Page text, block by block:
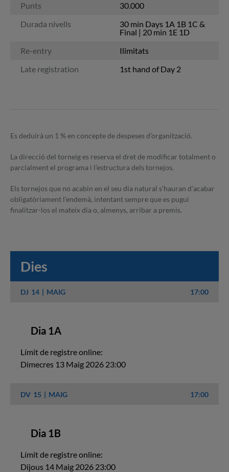
Punts
30.000
Durada nivells
30 min Days 1A 1B 1C &
Final | 20 min 1E 1D
Re-entry
Ilimitats
Late registration
1st hand of Day 2
Es deduirà un 1 % en concepte de despeses d’organització.
La direcció del torneig es reserva el dret de modificar totalment o
parcialment el programa i l’estructura dels tornejos.
Els tornejos que no acabin en el seu dia natural s’hauran d’acabar
obligatòriament l’endemà, intentant sempre que es pugui
finalitzar-los el mateix dia o, almenys, arribar a premis.
Dies
DJ 14 MAIG 17:00
Dia 1A
Límit de registre online:
Dimecres 13 Maig 2026 23:00
DV 15 MAIG 17:00
Dia 1B
Límit de registre online:
Dijous 14 Maig 2026 23:00